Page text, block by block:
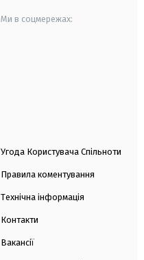
Ми в соцмережах:
Угода Користувача Спільноти
Правила коментування
Технічна інформація
Контакти
Вакансії